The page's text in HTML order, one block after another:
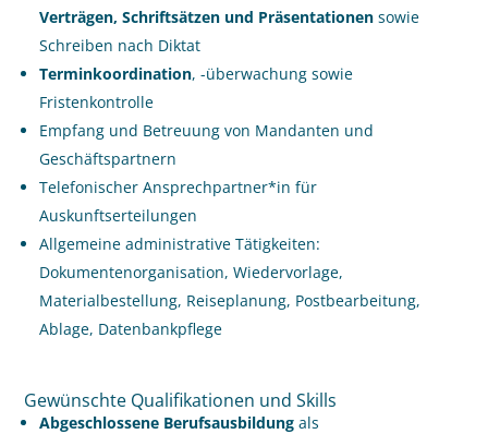
Verträgen, Schriftsätzen und Präsentationen sowie
Schreiben nach Diktat
Terminkoordination, -überwachung sowie
Fristenkontrolle
Empfang und Betreuung von Mandanten und
Geschäftspartnern
Telefonischer Ansprechpartner*in für
Auskunftserteilungen
Allgemeine administrative Tätigkeiten:
Dokumentenorganisation, Wiedervorlage,
Materialbestellung, Reiseplanung, Postbearbeitung,
Ablage, Datenbankpflege
Gewünschte Qualifikationen und Skills
Abgeschlossene Berufsausbildung als